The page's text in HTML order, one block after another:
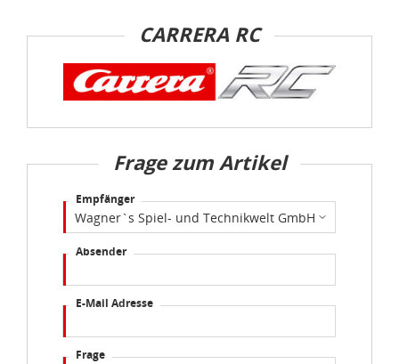
CARRERA RC
Frage zum Artikel
Empfänger
Absender
E-Mail Adresse
Frage